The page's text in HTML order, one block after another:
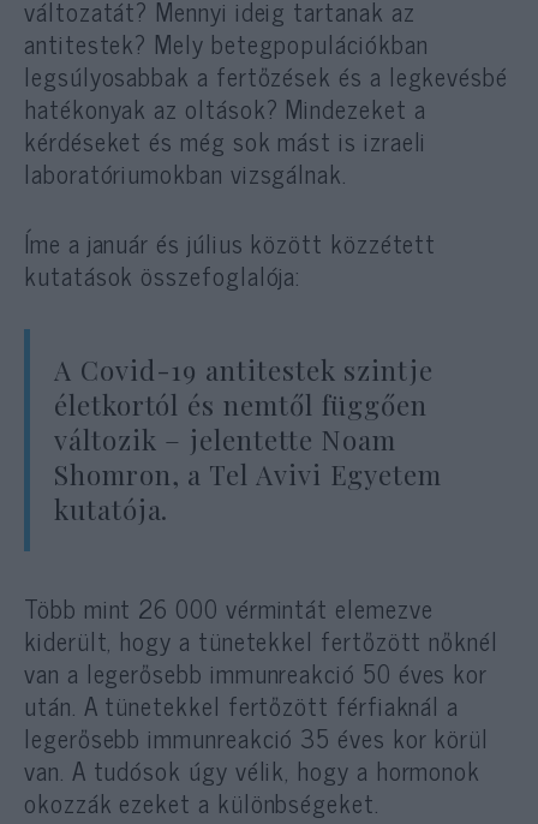
változatát? Mennyi ideig tartanak az
antitestek? Mely betegpopulációkban
legsúlyosabbak a fertőzések és a legkevésbé
hatékonyak az oltások? Mindezeket a
kérdéseket és még sok mást is izraeli
laboratóriumokban vizsgálnak.
Íme a január és július között közzétett
kutatások összefoglalója:
A Covid-19 antitestek szintje
életkortól és nemtől függően
változik – jelentette Noam
Shomron, a Tel Avivi Egyetem
kutatója.
Több mint 26 000 vérmintát elemezve
kiderült, hogy a tünetekkel fertőzött nőknél
van a legerősebb immunreakció 50 éves kor
után. A tünetekkel fertőzött férfiaknál a
legerősebb immunreakció 35 éves kor körül
van. A tudósok úgy vélik, hogy a hormonok
okozzák ezeket a különbségeket.